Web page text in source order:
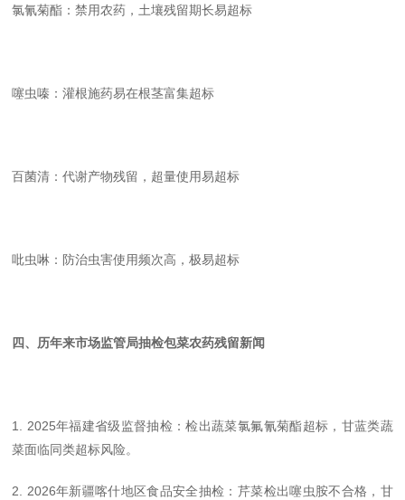
氯氰菊酯：禁用农药，土壤残留期长易超标
噻虫嗪：灌根施药易在根茎富集超标
百菌清：代谢产物残留，超量使用易超标
吡虫啉：防治虫害使用频次高，极易超标
四、历年来市场监管局抽检包菜农药残留新闻
1. 2025年福建省级监督抽检：检出蔬菜氯氟氰菊酯超标，甘蓝类蔬
菜面临同类超标风险。
2. 2026年新疆喀什地区食品安全抽检：芹菜检出噻虫胺不合格，甘